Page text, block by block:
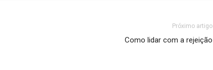
Próximo artigo
Como lidar com a rejeição